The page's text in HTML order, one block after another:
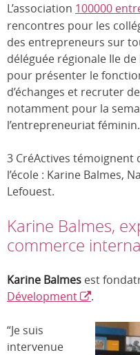
L’association 100000
rencontres pour les
des entrepreneurs sur
déléguée régionale Ile
pour présenter le
d’échanges et recruter
notamment pour la
l’entrepreneuriat féminin.
3 CréActives
l’école : Karine Balmes,
Lefouest.
Karine Balmes,
commerce
Karine Balmes est
Dévelopment
.
“Je suis
intervenue